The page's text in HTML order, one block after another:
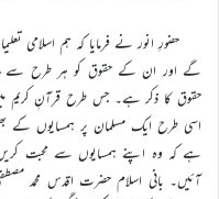
حضورِ انور نے فرمایا کہ ہم اسلامی
گے اور ان کے حقوق کو ہر طرح سے
حقوق کا ذکر ہے۔ جس طرح قرآنِ کریم
اسی طرح ایک مسلمان پر ہمسایوں
ہے کہ وہ اپنے ہمسایوں سے محبت
آئیں۔ بانی اسلام حضرت اقدس محمد